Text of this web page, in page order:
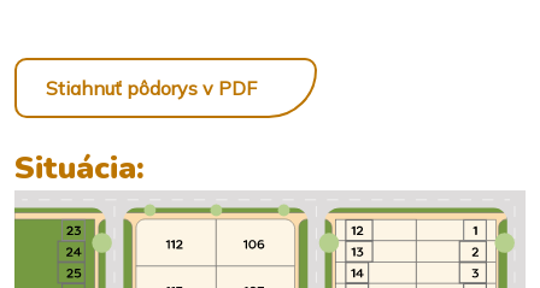
Stiahnuť pôdorys v PDF
Situácia: